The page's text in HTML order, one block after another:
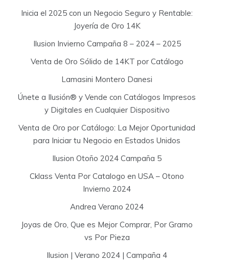
Inicia el 2025 con un Negocio Seguro y Rentable:
Joyería de Oro 14K
Ilusion Invierno Campaña 8 – 2024 – 2025
Venta de Oro Sólido de 14KT por Catálogo
Lamasini Montero Danesi
Únete a Ilusión® y Vende con Catálogos Impresos
y Digitales en Cualquier Dispositivo
Venta de Oro por Catálogo: La Mejor Oportunidad
para Iniciar tu Negocio en Estados Unidos
Ilusion Otoño 2024 Campaña 5
Cklass Venta Por Catalogo en USA – Otono
Invierno 2024
Andrea Verano 2024
Joyas de Oro, Que es Mejor Comprar, Por Gramo
vs Por Pieza
Ilusion | Verano 2024 | Campaña 4